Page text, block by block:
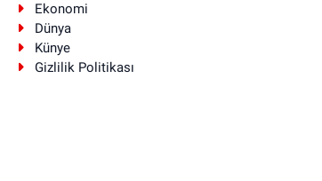
Ekonomi
Dünya
Künye
Gizlilik Politikası